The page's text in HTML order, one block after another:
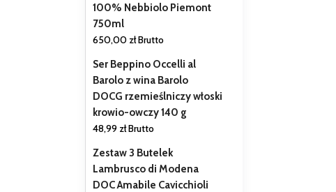
100% Nebbiolo Piemont
750ml
650,00 złBrutto
Ser Beppino Occelli al
Barolo z wina Barolo
DOCG rzemieślniczy włoski
krowio-owczy 140 g
48,99 złBrutto
Zestaw 3 Butelek
Lambrusco di Modena
DOC Amabile Cavicchioli